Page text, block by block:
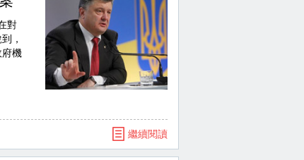
對
，
府機
繼續閱讀